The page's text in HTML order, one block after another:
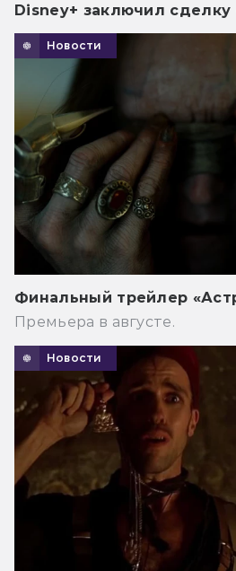
Disney+ заключил сделку
Новости
Финальный трейлер
Премьера в августе.
Новости